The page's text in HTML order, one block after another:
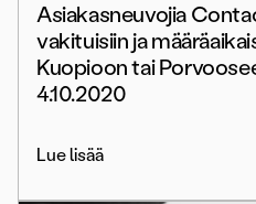
Asiakasneuvojia
vakituisiin ja
Kuopioon tai
4.10.2020
Lue lisää